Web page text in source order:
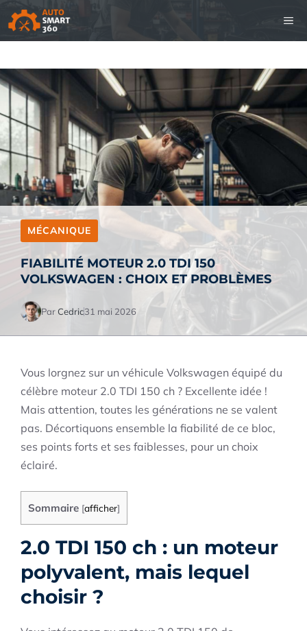
Aller
au
contenu
MÉCANIQUE
FIABILITÉ MOTEUR 2.0 TDI 150
VOLKSWAGEN : CHOIX ET PROBLÈMES
ParCedric31 mai 2026
Vous lorgnez sur un véhicule Volkswagen équipé du
célèbre moteur 2.0 TDI 150 ch ? Excellente idée !
Mais attention, toutes les générations ne se valent
pas. Décortiquons ensemble la fiabilité de ce bloc,
ses points forts et ses faiblesses, pour un choix
éclairé.
Sommaire [afficher]
2.0 TDI 150 ch : un moteur
polyvalent, mais lequel
choisir ?